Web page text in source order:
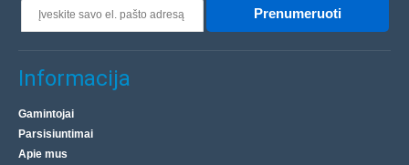
Prenumeruoti
Informacija
Gamintojai
Parsisiuntimai
Apie mus